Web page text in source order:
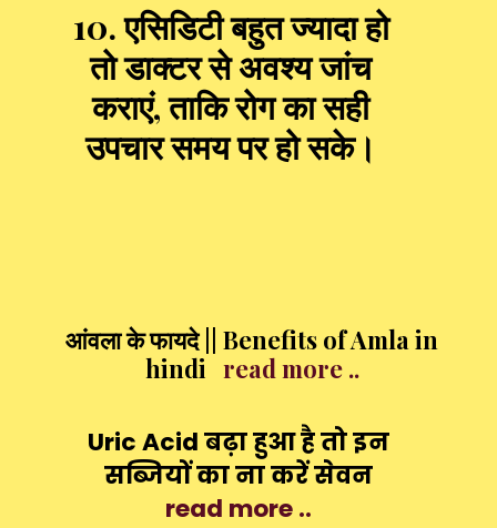
आंवला के फायदे || Benefits of Amla in
hindi read more ..
Uric Acid बढ़ा हुआ है तो इन
सब्जियों का ना करें सेवन
read more ..
10. एसिडिटी बहुत ज्यादा हो
तो डाक्टर से अवश्य जांच
कराएं, ताकि रोग का सही
उपचार समय पर हो सके।